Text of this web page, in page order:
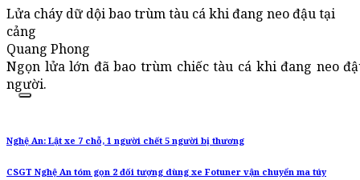
Lửa cháy dữ dội bao trùm tàu cá khi đang neo đậu tại
cảng
Quang Phong
Ngọn lửa lớn đã bao trùm chiếc tàu cá khi đang neo
người.
Nghệ An: Lật xe 7 chỗ, 1 người chết 5 người bị thương
CSGT Nghệ An tóm gọn 2 đối tượng dùng xe Fotuner vận chuyển ma túy